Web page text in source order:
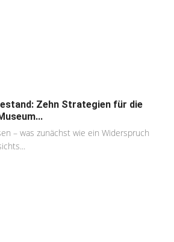
Zehn Strategien für die
– was zunächst wie ein Widerspruch